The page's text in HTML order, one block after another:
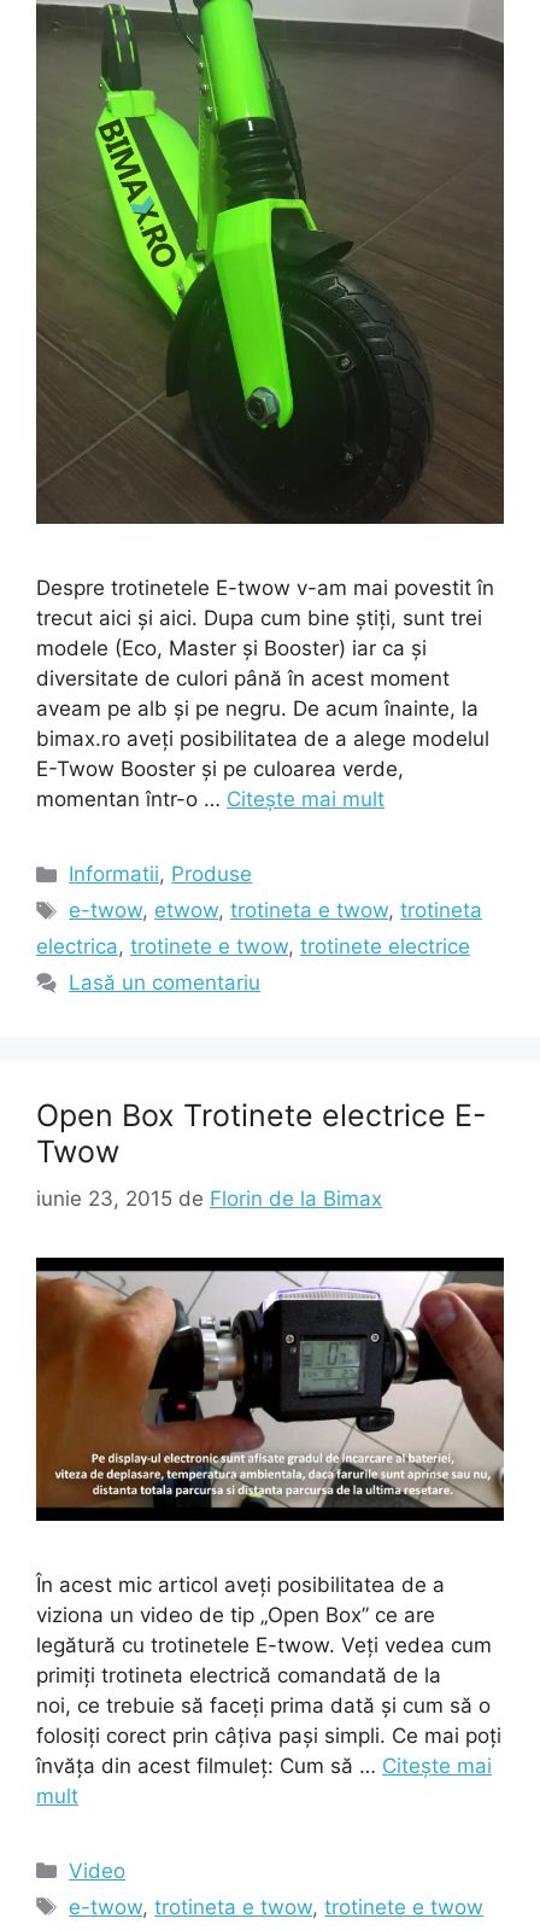
Despre trotinetele E-twow v-am mai povestit în
trecut aici și aici. Dupa cum bine știți, sunt trei
modele (Eco, Master și Booster) iar ca și
diversitate de culori până în acest moment
aveam pe alb și pe negru. De acum înainte, la
bimax.ro aveți posibilitatea de a alege modelul
E-Twow Booster și pe culoarea verde,
momentan într-o … Citește mai mult
Categorii
Informatii, Produse
Etichete
e-twow, etwow,trotineta e twow,trotineta
electrica, trotinete e twow, trotinete electrice
Lasă un comentariu
Open Box Trotinete electrice E-
Twow
iunie 23, 2015 de Florin de la Bimax
În acest mic articol aveți posibilitatea de a
viziona un video de tip „Open Box” ce are
legătură cu trotinetele E-twow. Veți vedea cum
primiți trotineta electrică comandată de la
noi, ce trebuie să faceți prima dată și cum să o
folosiți corect prin câțiva pași simpli. Ce mai poți
învăța din acest filmuleț: Cum să … Citește mai
mult
Categorii
Video
Etichete
e-twow,trotineta e twow,trotinete e twow